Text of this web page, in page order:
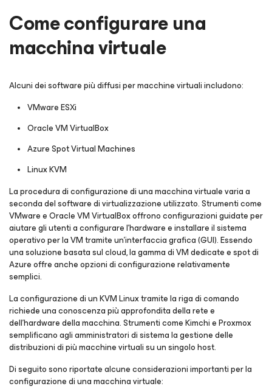
Come configurare una
macchina virtuale
Alcuni dei software più diffusi per macchine virtuali includono:
VMware ESXi
Oracle VM VirtualBox
Azure Spot Virtual Machines
Linux KVM
La procedura di configurazione di una macchina virtuale varia a
seconda del software di virtualizzazione utilizzato. Strumenti come
VMware e Oracle VM VirtualBox offrono configurazioni guidate per
aiutare gli utenti a configurare l'hardware e installare il sistema
operativo per la VM tramite un'interfaccia grafica (GUI). Essendo
una soluzione basata sul cloud, la gamma di VM dedicate e spot di
Azure offre anche opzioni di configurazione relativamente
semplici.
La configurazione di un KVM Linux tramite la riga di comando
richiede una conoscenza più approfondita della rete e
dell'hardware della macchina. Strumenti come Kimchi e Proxmox
semplificano agli amministratori di sistema la gestione delle
distribuzioni di più macchine virtuali su un singolo host.
Di seguito sono riportate alcune considerazioni importanti per la
configurazione di una macchina virtuale: